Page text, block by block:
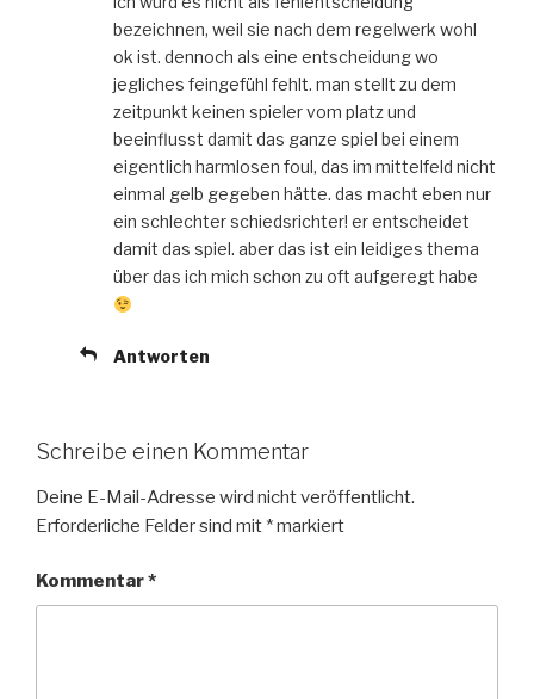
bezeichnen, weil sie nach dem regelwerk wohl
ok ist. dennoch als eine entscheidung wo
jegliches feingefühl fehlt. man stellt zu dem
zeitpunkt keinen spieler vom platz und
beeinflusst damit das ganze spiel bei einem
eigentlich harmlosen foul, das im mittelfeld nicht
einmal gelb gegeben hätte. das macht eben nur
ein schlechter schiedsrichter! er entscheidet
damit das spiel. aber das ist ein leidiges thema
über das ich mich schon zu oft aufgeregt habe
Antworten
Schreibe einen Kommentar
Deine E-Mail-Adresse wird nicht veröffentlicht.
Erforderliche Felder sind mit *markiert
Kommentar*